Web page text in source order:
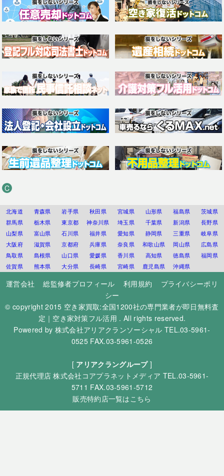
C
北海道 青森県 岩手県 秋田県 宮城県 山形県 福島県
茨城県
群馬県
栃木県 東京都 神奈川県 埼玉県 千葉県 新潟県
長野県
山梨県
富山県 石川県 福井県 愛知県 静岡県 三重県
岐阜県
大阪府
滋賀県 京都府 兵庫県 奈良県 和歌山県 岡山県
広島県
鳥取県
島根県 山口県 愛媛県 香川県 高知県 徳島県
福岡県
佐賀県
熊本県 大分県 長崎県 宮崎県 鹿児島県 沖縄県
運営会社 総監修者プロフィール 利用規約
プライバシーポリ
シー
© copyright 2015 空き家買取:全国1200社の専門業者が即日無料査
定｜空き家対策フル活用 . All rights reserved.
Powered by 株式会社アリアクランソーシャル TEL.03-5961-
0525 FAX.03-5961-0526
[ アリアクラングループ]
正規代理店株式会社コアプラネットメディア TEL.03-5961-
5711 FAX.03-5961-5712
販売特約店一覧はこちら